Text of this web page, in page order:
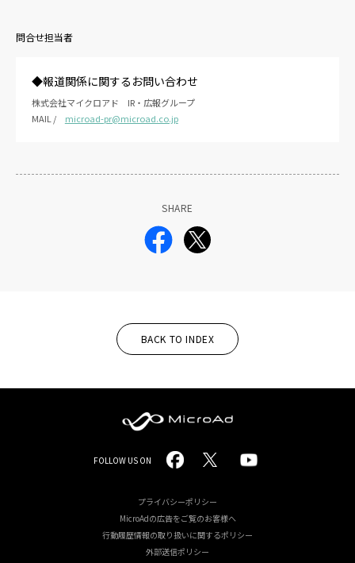
問合せ担当者
◆報道関係に関するお問い合わせ
株式会社マイクロアド IR・広報グループ
MAIL /
microad-pr@microad.co.jp
SHARE
BACK TO INDEX
MicroAd
-
Redesigning
the
FOLLOW US ON
プライバシーポリシー
MicroAdの広告をご覧のお客様へ
行動履歴情報の取り扱いに関するポリシー
外部送信ポリシー